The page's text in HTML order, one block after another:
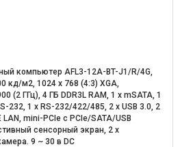
компьютер AFL3-12A-BT-J1/R/4G,
кд/м2, 1024 x 768 (4:3) XGA,
(2 ГГц), 4 ГБ DDR3L RAM, 1 x mSATA, 1
232, 1 x RS-232/422/485, 2 x USB 3.0, 2
LAN, mini-PCIe с PCIe/SATA/USB
сенсорный экран, 2 х
9 ~ 30 в DC